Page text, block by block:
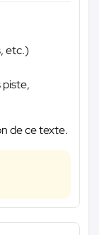
etc.)
piste,
de ce texte.